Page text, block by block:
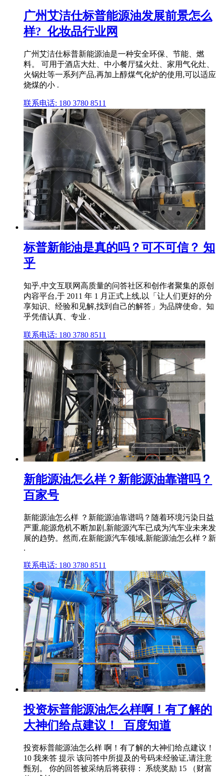
广州艾洁仕标普能源油发展前景怎么
样?_化妆品行业网
广州艾洁仕标普新能源油是一种安全环保、节能、燃
料。 可用于酒店大灶、中小餐厅猛火灶、家用气化灶、
火锅灶等一系列产品,再加上醇煤气化炉的使用,可以适应
烧煤的小 .
联系电话: 180 3780 8511
标普新能油是真的吗？可不可信？ 知
乎
知乎,中文互联网高质量的问答社区和创作者聚集的原创
内容平台,于 2011 年 1 月正式上线,以「让人们更好的分
享知识、经验和见解,找到自己的解答」为品牌使命。知
乎凭借认真、专业 .
联系电话: 180 3780 8511
新能源油怎么样？新能源油靠谱吗？
百家号
新能源油怎么样 ？新能源油靠谱吗？随着环境污染日益
严重,能源危机不断加剧,新能源汽车已成为汽车业未来发
展的趋势。然而,在新能源汽车领域,新能源油怎么样？新
.
联系电话: 180 3780 8511
投资标普能源油怎么样啊！有了解的
大神们给点建议！_百度知道
投资标普能源油怎么样 啊！有了解的大神们给点建议！
10 我来答 提示 该问答中所提及的号码未经验证,请注意
甄别。 你的回答被采纳后将获得： 系统奖励 15 （财富